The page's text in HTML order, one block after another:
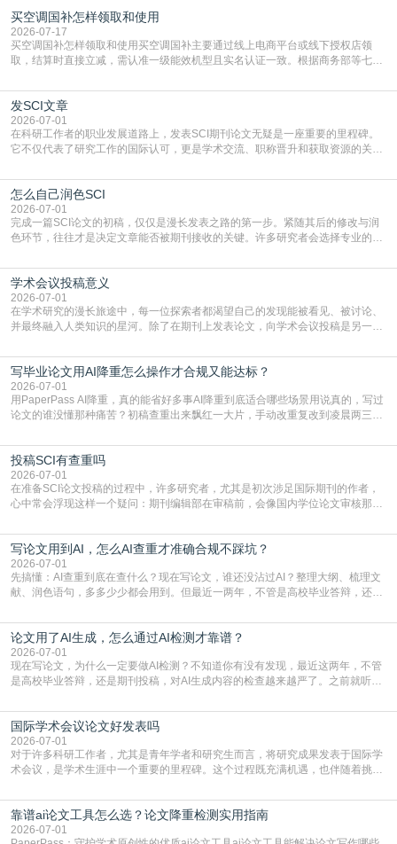
买空调国补怎样领取和使用
2026-07-17
买空调国补怎样领取和使用买空调国补主要通过线上电商平台或线下授权店领
取，结算时直接立减‌，需认准一级能效机型且实名认证一致。根据商务部等七部
能领到补贴首选‌京东APP‌搜索专属口令(如【家电补贴1637】、【国补立省
4949】等，口令会随活动更新，以页面显示为准)进入补贴专场。淘宝/天猫也可
复制粘贴【8$FKFGgJq
发SCI文章
2026-07-01
在科研工作者的职业发展道路上，发表SCI期刊论文无疑是一座重要的里程碑。
它不仅代表了研究工作的国际认可，更是学术交流、职称晋升和获取资源的关键
战与困惑。从选题立意到投稿回应，每一步都需要精心的策略与扎实的工作。本
篇AEIC学术交流中心小编就为大家介绍“发SCI文章”。一、精准定位是成功的第
一步发表SCI文章，首要解决的问题是“投
怎么自己润色SCI
2026-07-01
完成一篇SCI论文的初稿，仅仅是漫长发表之路的第一步。紧随其后的修改与润
色环节，往往才是决定文章能否被期刊接收的关键。许多研究者会选择专业的语
质量，更能在此过程中深化对学术写作的理解。如何系统、高效地打磨自己的论
文，使其在语言和学术表达上更符合国际期刊的要求，是每位研究者值得投入学
习的技能。本篇AEIC学术交流中心小编就为大家介
学术会议投稿意义
2026-07-01
在学术研究的漫长旅途中，每一位探索者都渴望自己的发现能被看见、被讨论、
并最终融入人类知识的星河。除了在期刊上发表论文，向学术会议投稿是另一个
广阔学术天地的大门，连接着个体研究与社会网络。本篇AEIC学术交流中心小编
就为大家介绍“学术会议投稿意义”。一、加速研究成果的传播与反馈学术会议通
常具有周期短、时效性强的特点。相比期刊漫长的
写毕业论文用AI降重怎么操作才合规又能达标？
2026-07-01
用PaperPass AI降重，真的能省好多事AI降重到底适合哪些场景用说真的，写过
论文的谁没懂那种痛苦？初稿查重出来飘红一大片，手动改重复改到凌晨两三
到秃头。这时候靠谱的AI降重真的就是救命稻草，选对工具，半天就能搞定你两
三天都做不完的事。不是所有人都需要用AI降重，但如果你符合下面这些场景，
真的可以试试：初稿写完重复率远超要
投稿SCI有查重吗
2026-07-01
在准备SCI论文投稿的过程中，许多研究者，尤其是初次涉足国际期刊的作者，
心中常会浮现这样一个疑问：期刊编辑部在审稿前，会像国内学位论文审核那
论文的初审通过率。实际上，SCI期刊对重复内容的审查是严谨投稿流程中不可
或缺的一环。本篇AEIC学术交流中心小编就为大家介绍“投稿SCI有查重吗”。
一、查重是标准流程答案是明确的：绝大多数S
写论文用到AI，怎么AI查重才准确合规不踩坑？
2026-07-01
先搞懂：AI查重到底在查什么？现在写论文，谁还没沾过AI？整理大纲、梳理文
献、润色语句，多多少少都会用到。但最近一两年，不管是高校毕业答辩，还是
须加做AI查重。很多人分不清，AI查重和普通查重到底有啥区别？这里说透：普
通查重查的是你的文字和已公开文献的重复比例，防的是抄袭；AI查重查的是你
的内容里，有多少是AI生成的，防的是过
论文用了AI生成，怎么通过AI检测才靠谱？
2026-07-01
现在写论文，为什么一定要做AI检测？不知道你有没有发现，最近这两年，不管
是高校毕业答辩，还是期刊投稿，对AI生成内容的检查越来越严了。之前就听身
要求修改，还差点被判定学术不规范，真的太冤了。现在国内多数高校和核心期
刊，都已经明确出台了相关规定：如果使用AI生成内容辅助写作，必须明确标
注，未标注的AI生成内容会被认定为不符合学
国际学术会议论文好发表吗
2026-07-01
对于许多科研工作者，尤其是青年学者和研究生而言，将研究成果发表于国际学
术会议，是学术生涯中一个重要的里程碑。这个过程既充满机遇，也伴随着挑
疑问：国际学术会议论文到底好不好发表？其价值和难度究竟如何衡量。本篇
AEIC学术交流中心小编就为大家介绍“国际学术会议论文好发表吗”。一、会议论
文发表的相对优势与期刊论文相比，国际会议论文的发
靠谱ai论文工具怎么选？论文降重检测实用指南
2026-07-01